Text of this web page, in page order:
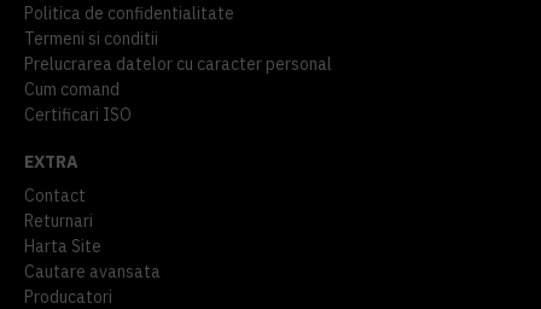
Politica de confidentialitate
Termeni si conditii
Prelucrarea datelor cu caracter personal
Cum comand
Certificari ISO
EXTRA
Contact
Returnari
Harta Site
Cautare avansata
Producatori